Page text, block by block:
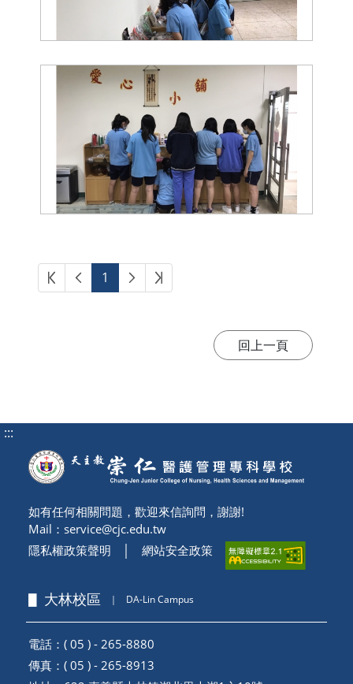
第一頁上一頁
1 下一頁最後頁
:::
如有任何相關問題，歡迎來信詢問，謝謝!
Mail： service@cjc.edu.tw
隱私權政策聲明
網站安全政策
▋ 大林校區 ｜ DA-Lin Campus
電話：( 05 ) - 265-8880
傳真：( 05 ) - 265-8913